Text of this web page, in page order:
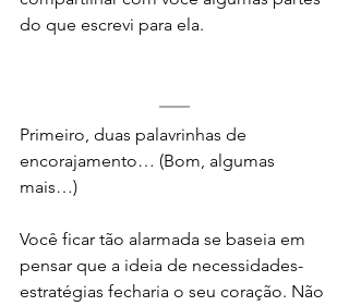
do que escrevi para ela.
Primeiro, duas palavrinhas de
encorajamento… (Bom, algumas
mais…)
Você ficar tão alarmada se baseia em
pensar que a ideia de necessidades-
estratégias fecharia o seu coração. Não